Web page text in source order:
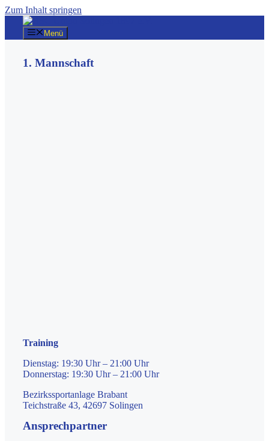
Zum Inhalt springen
Menü
1. Mannschaft
Training
Dienstag: 19:30 Uhr – 21:00 Uhr
Donnerstag: 19:30 Uhr – 21:00 Uhr
Bezirkssportanlage Brabant
Teichstraße 43, 42697 Solingen
Ansprechpartner